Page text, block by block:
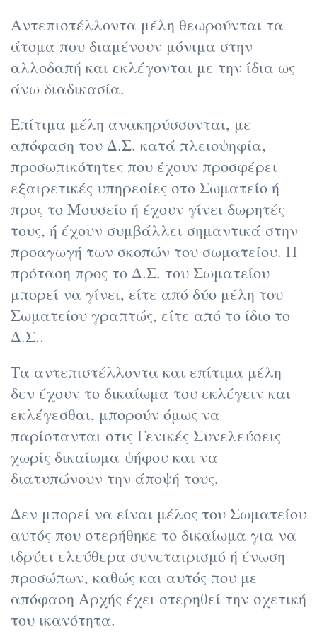
Αντεπιστέλλοντα μέλη θεωρούνται τα
άτομα που διαμένουν μόνιμα στην
αλλοδαπή και εκλέγονται με την ίδια ως
άνω διαδικασία.
Επίτιμα μέλη ανακηρύσσονται, με
απόφαση του Δ.Σ. κατά πλειοψηφία,
προσωπικότητες που έχουν προσφέρει
εξαιρετικές υπηρεσίες στο Σωματείο ή
προς το Μουσείο ή έχουν γίνει δωρητές
τους, ή έχουν συμβάλλει σημαντικά στην
προαγωγή των σκοπών του σωματείου. Η
πρόταση προς το Δ.Σ. του Σωματείου
μπορεί να γίνει, είτε από δύο μέλη του
Σωματείου γραπτώς, είτε από το ίδιο το
Δ.Σ..
Τα αντεπιστέλλοντα και επίτιμα μέλη
δεν έχουν το δικαίωμα του εκλέγειν και
εκλέγεσθαι, μπορούν όμως να
παρίστανται στις Γενικές Συνελεύσεις
χωρίς δικαίωμα ψήφου και να
διατυπώνουν την άποψή τους.
Δεν μπορεί να είναι μέλος του Σωματείου
αυτός που στερήθηκε το δικαίωμα για να
ιδρύει ελεύθερα συνεταιρισμό ή ένωση
προσώπων, καθώς και αυτός που με
απόφαση Αρχής έχει στερηθεί την σχετική
του ικανότητα.